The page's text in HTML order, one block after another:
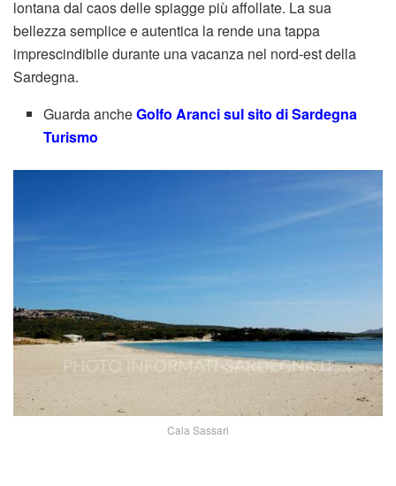
lontana dal caos delle spiagge più affollate. La sua
bellezza semplice e autentica la rende una tappa
imprescindibile durante una vacanza nel nord-est della
Sardegna.
Guarda ancheGolfo Aranci sul sito di Sardegna
Turismo
Cala Sassari